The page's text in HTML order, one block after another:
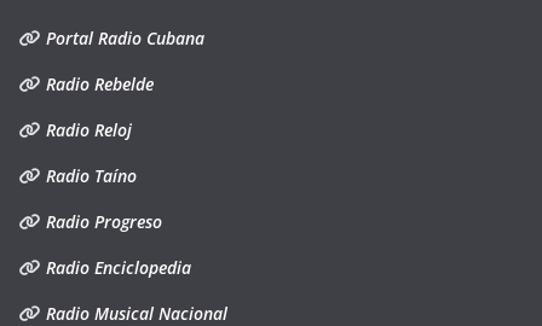
Portal Radio Cubana
Radio Rebelde
Radio Reloj
Radio Taíno
Radio Progreso
Radio Enciclopedia
Radio Musical Nacional